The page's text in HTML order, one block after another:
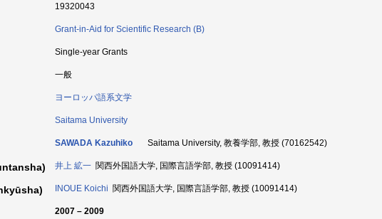
19320043
Grant-in-Aid for Scientific Research (B)
Single-year Grants
一般
ヨーロッパ語系文学
Saitama University
SAWADA Kazuhiko Saitama University, 教養学部, 教授 (70162542)
井上 絋一 関西外国語大学, 国際言語学部, 教授 (10091414)
INOUE Koichi 関西外国語大学, 国際言語学部, 教授 (10091414)
2007 – 2009